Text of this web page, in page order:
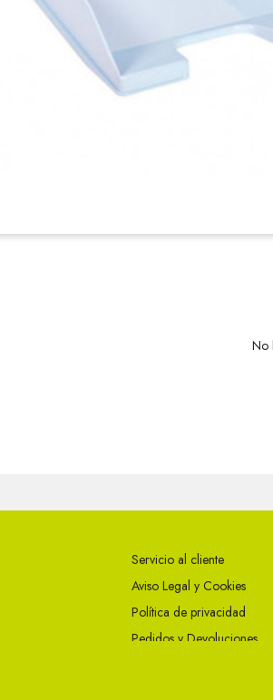
No
Servicio al cliente
Aviso Legal y Cookies
Política de privacidad
Pedidos y Devoluciones